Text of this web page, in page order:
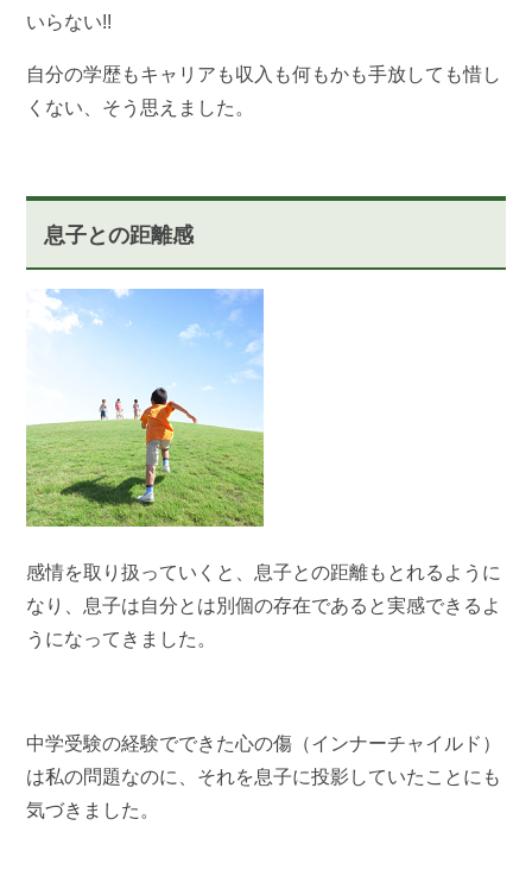
いらない!!
自分の学歴もキャリアも収入も何もかも手放しても惜し
くない、そう思えました。
息子との距離感
感情を取り扱っていくと、息子との距離もとれるように
なり、息子は自分とは別個の存在であると実感できるよ
うになってきました。
中学受験の経験でできた心の傷（インナーチャイルド）
は私の問題なのに、それを息子に投影していたことにも
気づきました。